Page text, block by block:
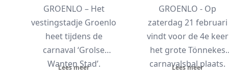
GROENLO – Het
vestingstadje Groenlo
heet tijdens de
carnaval ‘Grolse
Wanten Stad’.
Lees meer
GROENLO - Op
zaterdag 21 februari
vindt voor de 4e keer
het grote Tönnekes
carnavalsbal plaats.
Lees meer